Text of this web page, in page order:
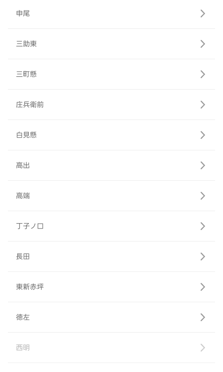
申尾
三助東
三町懸
庄兵衛前
白見懸
高出
高端
丁子ノ口
長田
東新赤坪
徳左
西明